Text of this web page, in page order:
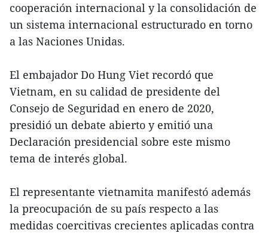
cooperación internacional y la consolidación de
un sistema internacional estructurado en torno
a las Naciones Unidas.
El embajador Do Hung Viet recordó que
Vietnam, en su calidad de presidente del
Consejo de Seguridad en enero de 2020,
presidió un debate abierto y emitió una
Declaración presidencial sobre este mismo
tema de interés global.
El representante vietnamita manifestó además
la preocupación de su país respecto a las
medidas coercitivas crecientes aplicadas contra